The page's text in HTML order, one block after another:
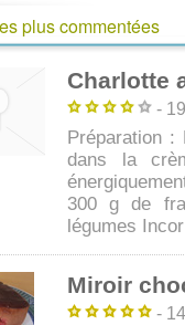
plus commentées
Charlotte
-
Préparation :
dans la
300 g de
légumes
Miroir
-